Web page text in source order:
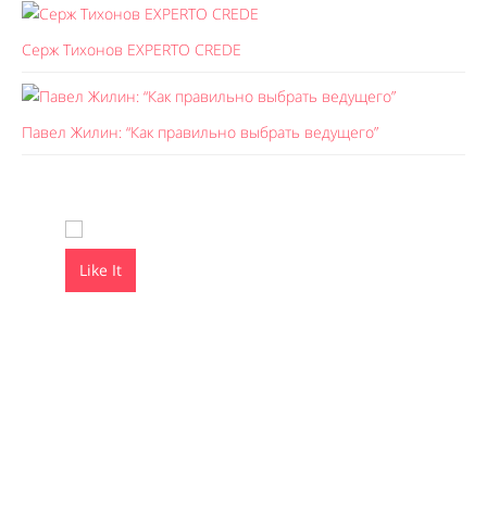
Серж Тихонов EXPERTO CREDE
Павел Жилин: “Как правильно выбрать ведущего”
Like It